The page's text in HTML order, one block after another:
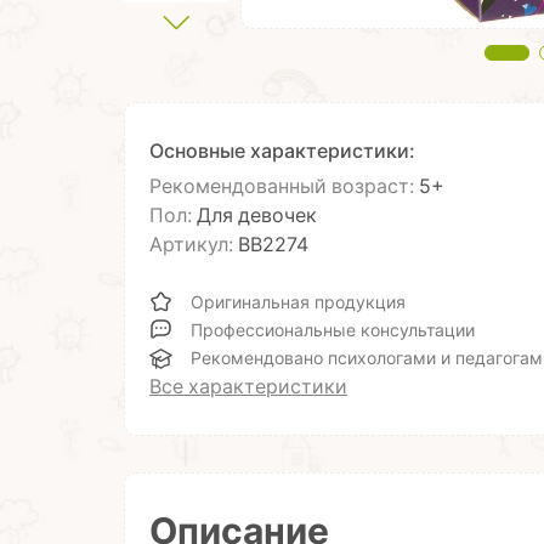
Основные характеристики:
Рекомендованный возраст: 5+
Пол: Для девочек
Артикул: ВВ2274
Оригинальная продукция
Профессиональные консультации
Рекомендовано психологами и
Все характеристики
Описание